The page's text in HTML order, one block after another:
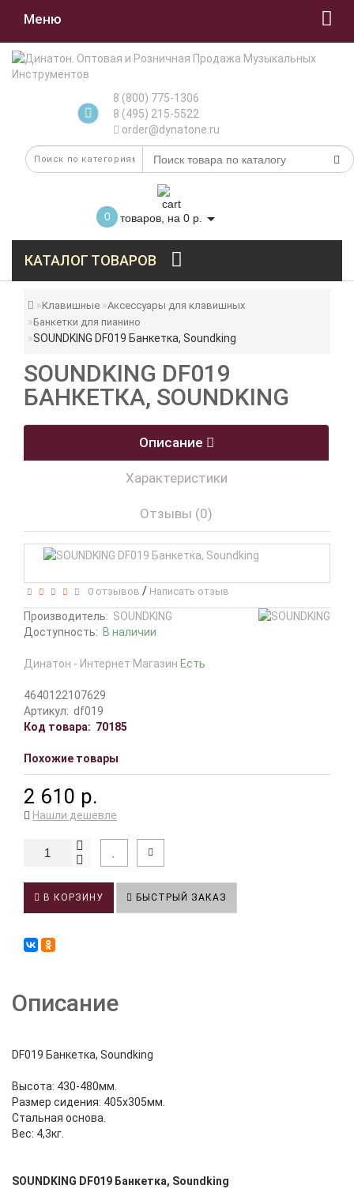
Меню
8 (800) 775-1306
8 (495) 215-5522
order@dynatone.ru
0 товаров, на 0 р.
КАТАЛОГ ТОВАРОВ
Клавишные
Аксессуары для клавишных
Банкетки для пианино
SOUNDKING DF019 Банкетка, Soundking
SOUNDKING DF019
БАНКЕТКА, SOUNDKING
Описание
Характеристики
Отзывы (0)
0 отзывов / Написать отзыв
Производитель: SOUNDKING
Доступность: В наличии
Динатон - Интернет Магазин Есть
4640122107629
Артикул: df019
Код товара: 70185
Похожие товары
2 610 р.
Нашли дешевле
В КОРЗИНУ БЫСТРЫЙ ЗАКАЗ
Описание
DF019 Банкетка, Soundking
Высота: 430-480мм.
Размер сидения: 405х305мм.
Стальная основа.
Вес: 4,3кг.
SOUNDKING DF019 Банкетка, Soundking